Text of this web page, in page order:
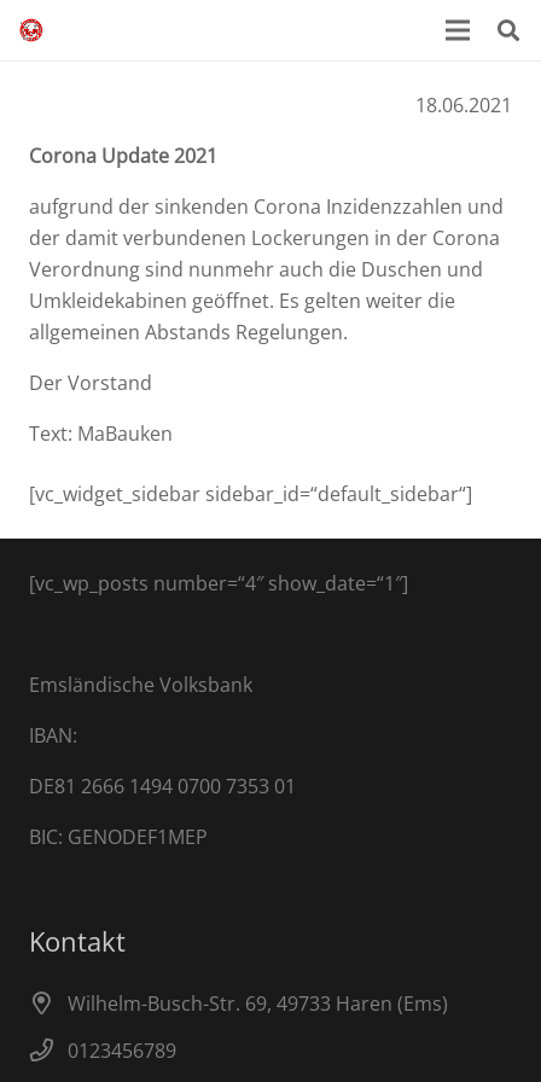
18.06.2021
Corona Update 2021
aufgrund der sinkenden Corona Inzidenzzahlen und
der damit verbundenen Lockerungen in der Corona
Verordnung sind nunmehr auch die Duschen und
Umkleidekabinen geöffnet. Es gelten weiter die
allgemeinen Abstands Regelungen.
Der Vorstand
Text: MaBauken
[vc_widget_sidebar sidebar_id=“default_sidebar“]
[vc_wp_posts number=“4″ show_date=“1″]
Emsländische Volksbank
IBAN:
DE81 2666 1494 0700 7353 01
BIC: GENODEF1MEP
Kontakt
Wilhelm-Busch-Str. 69, 49733 Haren (Ems)
0123456789